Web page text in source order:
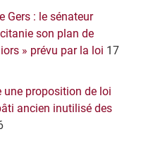
Gers : le sénateur
son plan de
» prévu par la loi 17
une proposition de loi
ancien inutilisé des